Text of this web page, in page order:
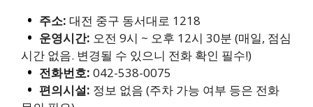
주소: 대전 중구 동서대로 1218
운영시간: 오전 9시 ~ 오후 12시 30분 (매일, 점심
시간 없음. 변경될 수 있으니 전화 확인 필수!)
전화번호: 042-538-0075
편의시설: 정보 없음 (주차 가능 여부 등은 전화